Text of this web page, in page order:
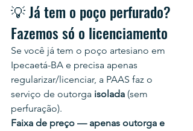
💡 Já tem o poço perfurado?
Fazemos só o licenciamento
Se você já tem o poço artesiano em
Ipecaetá-BA e precisa apenas
regularizar/licenciar, a PAAS faz o
serviço de outorga isolada (sem
perfuração).
Faixa de preço — apenas outorga e